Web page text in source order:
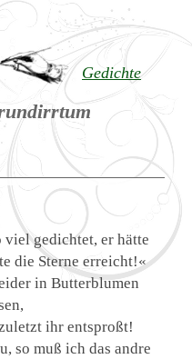
Gedichte
viel gedichtet, er hätte
die Sterne erreicht!«
in Butterblumen
ihr entsproßt!
so muß ich das andre